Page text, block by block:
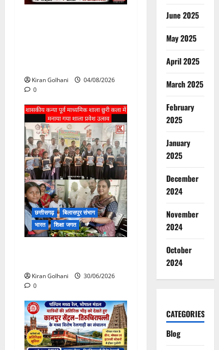
Kiran Golhani
04/08/2026
0
छत्तीसगढ़
बिलासपुर संभाग
भारत
शिक्षा जगत
Kiran Golhani
30/06/2026
0
June 2025
May 2025
April 2025
March 2025
February
2025
January
2025
December
2024
November
2024
October
2024
CATEGORIES
Blog